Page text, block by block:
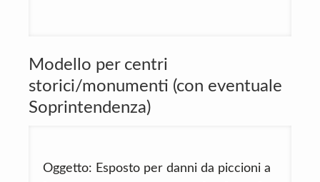
Modello per centri
storici/monumenti (con eventuale
Soprintendenza)
Oggetto: Esposto per danni da piccioni a